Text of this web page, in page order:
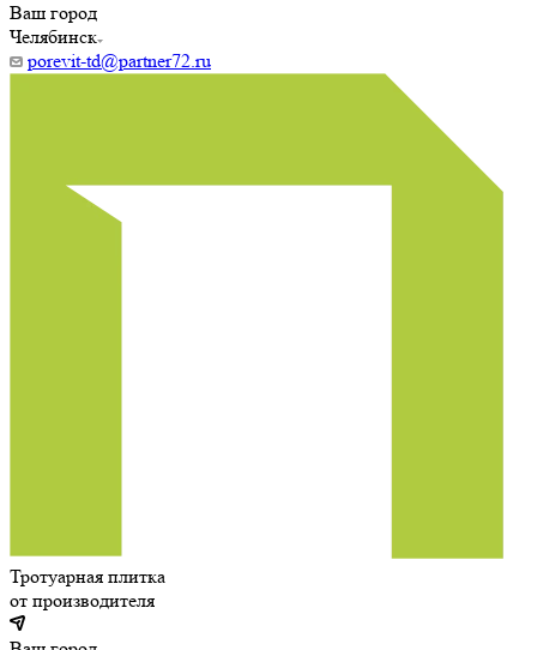
Ваш город
Челябинск
porevit-td@partner72.ru
Тротуарная плитка
от производителя